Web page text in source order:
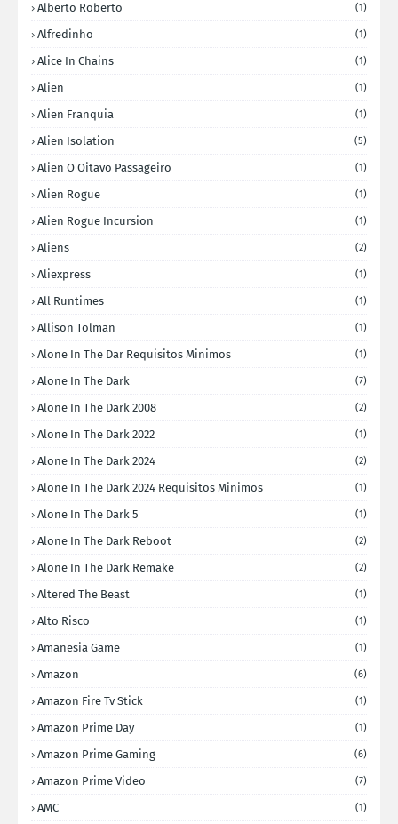
Alberto Roberto (1)
Alfredinho (1)
Alice In Chains (1)
Alien (1)
Alien Franquia (1)
Alien Isolation (5)
Alien O Oitavo Passageiro (1)
Alien Rogue (1)
Alien Rogue Incursion (1)
Aliens (2)
Aliexpress (1)
All Runtimes (1)
Allison Tolman (1)
Alone In The Dar Requisitos Minimos (1)
Alone In The Dark (7)
Alone In The Dark 2008 (2)
Alone In The Dark 2022 (1)
Alone In The Dark 2024 (2)
Alone In The Dark 2024 Requisitos Minimos (1)
Alone In The Dark 5 (1)
Alone In The Dark Reboot (2)
Alone In The Dark Remake (2)
Altered The Beast (1)
Alto Risco (1)
Amanesia Game (1)
Amazon (6)
Amazon Fire Tv Stick (1)
Amazon Prime Day (1)
Amazon Prime Gaming (6)
Amazon Prime Video (7)
AMC (1)